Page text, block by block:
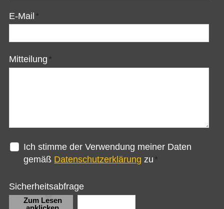
E-Mail *
Mitteilung *
Ich stimme der Verwendung meiner Daten
gemäß Datenschutzerklärung zu *
Sicherheitsabfrage